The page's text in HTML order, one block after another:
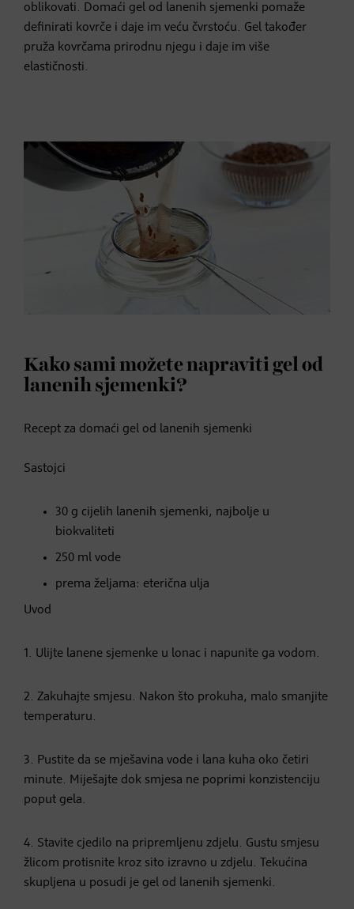
oblikovati. Domaći gel od lanenih sjemenki pomaže
definirati kovrče i daje im veću čvrstoću. Gel također
pruža kovrčama prirodnu njegu i daje im više
elastičnosti.
Kako sami možete napraviti gel od
lanenih sjemenki?
Recept za domaći gel od lanenih sjemenki
Sastojci
30 g cijelih lanenih sjemenki, najbolje u
biokvaliteti
250 ml vode
prema željama: eterična ulja
Uvod
1. Ulijte lanene sjemenke u lonac i napunite ga vodom.
2. Zakuhajte smjesu. Nakon što prokuha, malo smanjite
temperaturu.
3. Pustite da se mješavina vode i lana kuha oko četiri
minute. Miješajte dok smjesa ne poprimi konzistenciju
poput gela.
4. Stavite cjedilo na pripremljenu zdjelu. Gustu smjesu
žlicom protisnite kroz sito izravno u zdjelu. Tekućina
skupljena u posudi je gel od lanenih sjemenki.